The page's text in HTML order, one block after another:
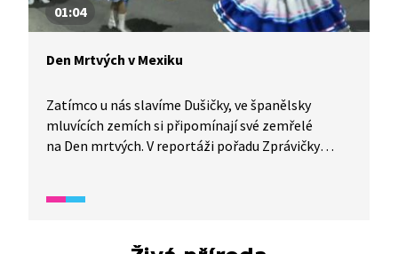
01:04
Den Mrtvých v Mexiku
Zatímco u nás slavíme Dušičky, ve španělsky
mluvících zemích si připomínají své zemřelé
na Den mrtvých. V reportáži pořadu Zprávičky